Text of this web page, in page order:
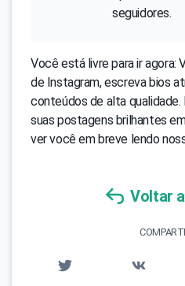
seguidores.
Você está livre para ir agora:
de Instagram, escreva bios
conteúdos de alta
suas postagens brilhantes
ver você em breve lendo
Voltar